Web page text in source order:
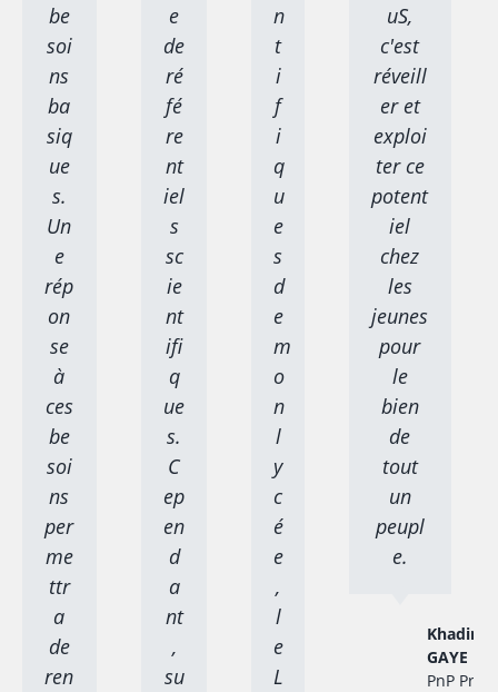
be
soi
ns
ba
siq
ue
s.
Un
e
rép
on
se
à
ces
be
soi
ns
per
me
ttr
a
de
ren
e
de
ré
fé
re
nt
iel
s
sc
ie
nt
ifi
q
ue
s.
C
ep
en
d
a
nt
,
su
n
t
i
f
i
q
u
e
s
d
e
m
o
n
l
y
c
é
e
,
l
e
L
uS,
c'est
réveill
er et
exploi
ter ce
potent
iel
chez
les
jeunes
pour
le
bien
de
tout
un
peupl
e.
Khadim
GAYE
PnP